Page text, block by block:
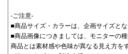
-ご注意-
■商品サイズ・カラーは、企画サイズとな
■商品画像につきましては、モニターの
商品とは素材感や色味が異なる見え方を